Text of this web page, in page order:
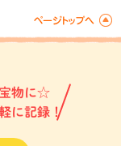
宝物に☆
に記録！